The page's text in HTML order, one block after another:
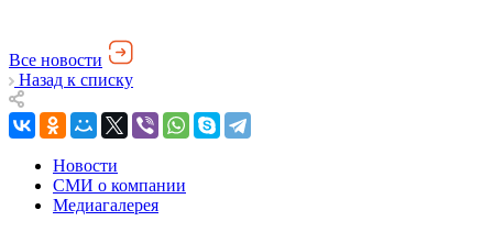
Все новости
Назад к списку
Новости
СМИ о компании
Медиагалерея